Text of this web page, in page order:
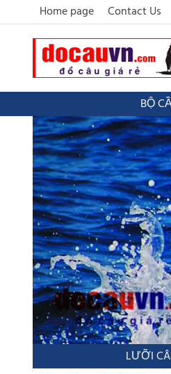
Home page Contact Us
BỘ
LƯỠI